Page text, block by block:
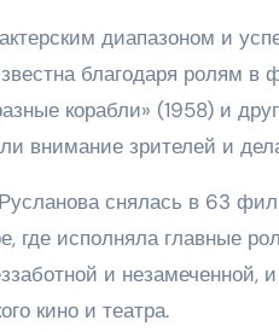
диапазоном и
благодаря ролям в
корабли» (1958) и
внимание зрителей и
снялась в 63
где исполняла главные
и незамеченной,
кино и театра.